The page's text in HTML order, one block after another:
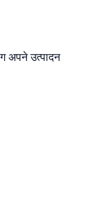
अपने उत्पादन